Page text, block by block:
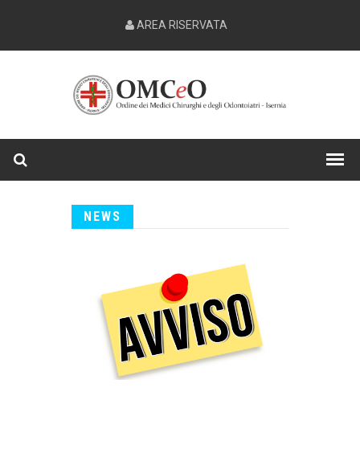
AREA RISERVATA
NEWS